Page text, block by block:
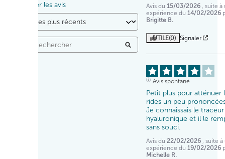
Trier les avis Avis du 15/03/2026
, suite
expérience du 14/02/2026
Brigitte B.
UTILE(0) Signaler
Avis spontané
Petit plus pour atténuer
rides un peu
Je connaissais le traceur
hyaluronique et il le
sans souci.
Avis du 22/02/2026
, suite
expérience du 19/02/2026
Michelle R.